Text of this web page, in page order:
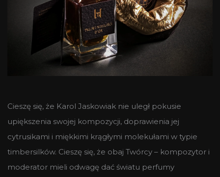
Cieszę się, że Karol Jaskowiak nie uległ pokusie
upiększenia swojej kompozycji, doprawienia jej
cytrusikami i miękkimi krągłymi molekułami w typie
timbersilków. Cieszę się, że obaj Twórcy – kompozytor i
moderator mieli odwagę dać światu perfumy